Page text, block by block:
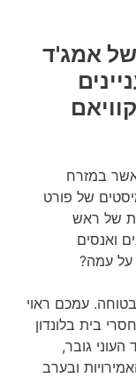
של אמג'ד
במזרח
של פורט
של ראש
ואנסים
על עמה?
עמכם ראוי
ליותר. רחובותיכם עמוסים ב-300,000 חסרי בית בלונדון
העוני גובר,
ובערב